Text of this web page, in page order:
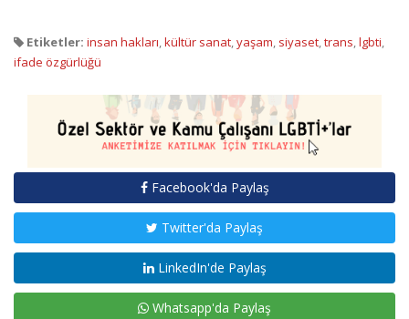
Etiketler: insan hakları,kültür sanat,yaşam, siyaset,trans,lgbti,
ifade özgürlüğü
Facebook'da Paylaş
Twitter'da Paylaş
LinkedIn'de Paylaş
Whatsapp'da Paylaş